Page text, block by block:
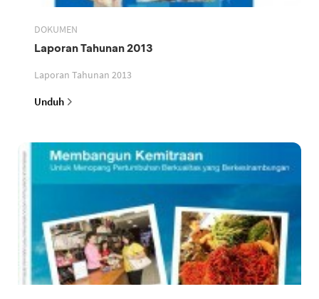
DOKUMEN
Laporan Tahunan 2013
Laporan Tahunan 2013
Unduh